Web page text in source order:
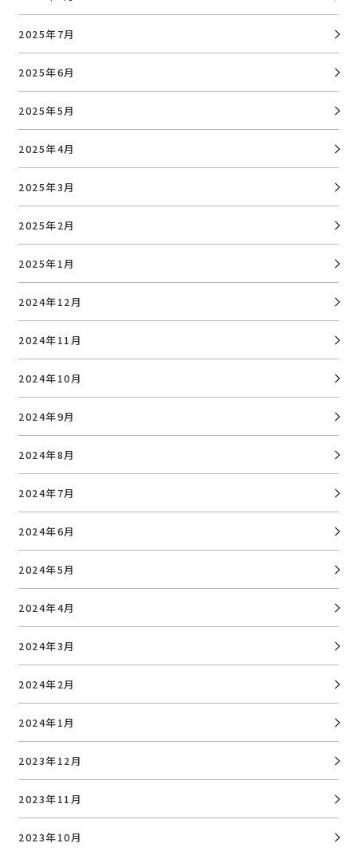
2025年7月
2025年6月
2025年5月
2025年4月
2025年3月
2025年2月
2025年1月
2024年12月
2024年11月
2024年10月
2024年9月
2024年8月
2024年7月
2024年6月
2024年5月
2024年4月
2024年3月
2024年2月
2024年1月
2023年12月
2023年11月
2023年10月